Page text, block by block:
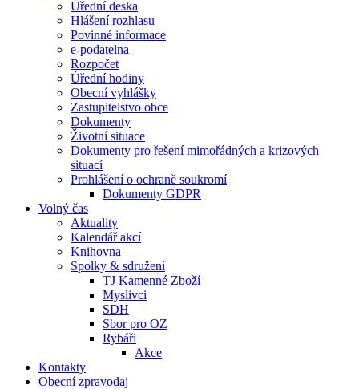
Úřední deska
Hlášení rozhlasu
Povinné informace
e-podatelna
Rozpočet
Úřední hodiny
Obecní vyhlášky
Zastupitelstvo obce
Dokumenty
Životní situace
Dokumenty pro řešení mimořádných a krizových
situací
Prohlášení o ochraně soukromí
Dokumenty GDPR
Volný čas
Aktuality
Kalendář akcí
Knihovna
Spolky & sdružení
TJ Kamenné Zboží
Myslivci
SDH
Sbor pro OZ
Rybáři
Akce
Kontakty
Obecní zpravodaj